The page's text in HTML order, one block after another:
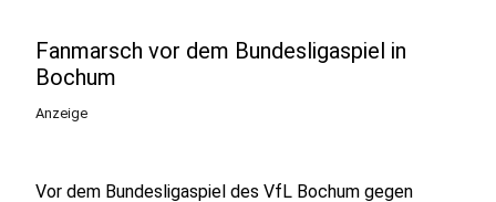
Fanmarsch vor dem Bundesligaspiel in
Bochum
Anzeige
Vor dem Bundesligaspiel des VfL Bochum gegen